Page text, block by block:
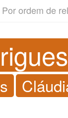
Por ordem de